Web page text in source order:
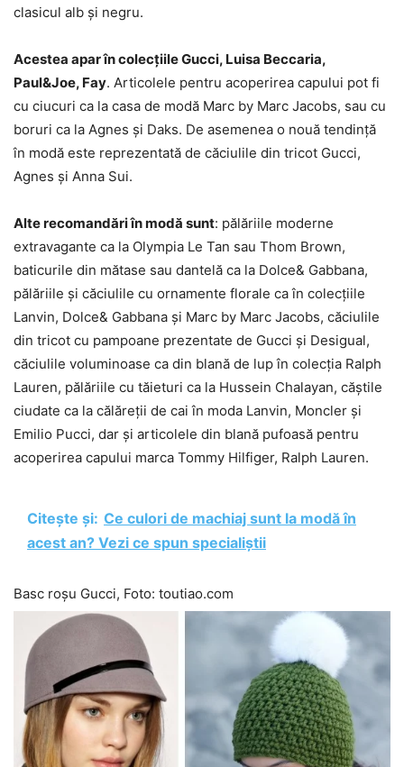
clasicul alb și negru.
Acestea apar în colecțiile Gucci, Luisa Beccaria,
Paul&Joe, Fay. Articolele pentru acoperirea capului pot fi
cu ciucuri ca la casa de modă Marc by Marc Jacobs, sau cu
boruri ca la Agnes și Daks. De asemenea o nouă tendință
în modă este reprezentată de căciulile din tricot Gucci,
Agnes și Anna Sui.
Alte recomandări în modă sunt: pălăriile moderne
extravagante ca la Olympia Le Tan sau Thom Brown,
baticurile din mătase sau dantelă ca la Dolce& Gabbana,
pălăriile și căciulile cu ornamente florale ca în colecțiile
Lanvin, Dolce& Gabbana și Marc by Marc Jacobs, căciulile
din tricot cu pampoane prezentate de Gucci și Desigual,
căciulile voluminoase ca din blană de lup în colecția Ralph
Lauren, pălăriile cu tăieturi ca la Hussein Chalayan, căștile
ciudate ca la călăreții de cai în moda Lanvin, Moncler și
Emilio Pucci, dar și articolele din blană pufoasă pentru
acoperirea capului marca Tommy Hilfiger, Ralph Lauren.
Citește și: Ce culori de machiaj sunt la modă în
acest an? Vezi ce spun specialiștii
Basc roșu Gucci, Foto: toutiao.com